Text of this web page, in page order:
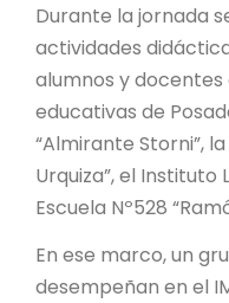
Durante la jornada
actividades
alumnos y
educativas de
“Almirante Storni”,
Urquiza”, el Instituto
Escuela Nº528
En ese marco, un
desempeñan en el